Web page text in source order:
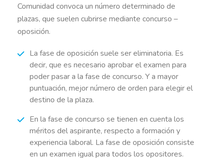
Comunidad convoca un número determinado de
plazas, que suelen cubrirse mediante concurso –
oposición.
La fase de oposición suele ser eliminatoria. Es
decir, que es necesario aprobar el examen para
poder pasar a la fase de concurso. Y a mayor
puntuación, mejor número de orden para elegir el
destino de la plaza.
En la fase de concurso se tienen en cuenta los
méritos del aspirante, respecto a formación y
experiencia laboral. La fase de oposición consiste
en un examen igual para todos los opositores.